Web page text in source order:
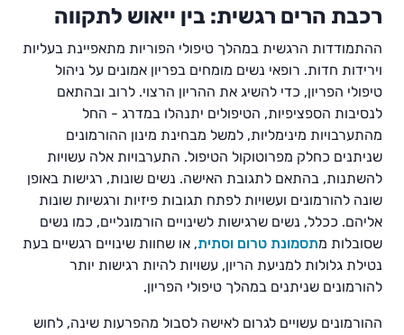
רכבת הרים רגשית: בין ייאוש לתקווה
ההתמודדות הרגשית במהלך טיפולי הפוריות מתאפיינת בעליות
וירידות חדות. רופאי נשים מומחים בפריון אמונים על ניהול
טיפולי הפריון, כדי להשיג את ההריון הרצוי. לרוב ובהתאם
לנסיבות הספציפיות, הטיפולים יתנהלו במדרג - החל
מהתערבויות מינימליות, למשל מבחינת מינון ההורמונים
שניתנים כחלק מפרוטוקול הטיפול. התערבויות אלה עשויות
להשתנות, בהתאם לתגובת האישה. נשים שונות, רגישות באופן
שונה להורמונים ועשויות לפתח תגובות פיזיות ורגשיות שונות
אליהם. ככלל, נשים שרגישות לשינויים הורמונליים, כמו נשים
שסובלות מתסמונת טרום וסתית, או שחוות שינויים רגשיים בעת
נטילת גלולות למניעת הריון, עשויות להיות רגישות יותר
להורמונים שניתנים במהלך טיפולי הפריון.
ההורמונים עשויים לגרום לאישה לסבול מהפרעות שינה, לחוש